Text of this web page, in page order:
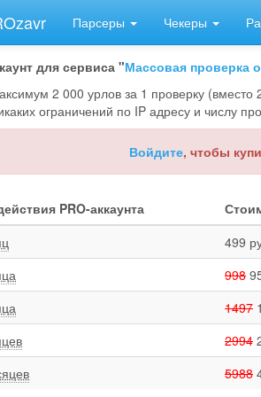
Парсеры Чекеры
для сервиса "Массовая проверка
2 000 урлов за 1 проверку
ограничений по IP адресу и числу
Войдите, чтобы
PRO-аккаунта
499
998
1497
2994
5988